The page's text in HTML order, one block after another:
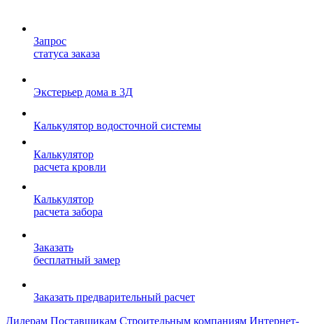
Запрос
статуса заказа
Экстерьер дома в 3Д
Калькулятор водосточной системы
Калькулятор
расчета кровли
Калькулятор
расчета забора
Заказать
бесплатный замер
Заказать предварительный расчет
Дилерам Поставщикам Строительным компаниям Интернет-